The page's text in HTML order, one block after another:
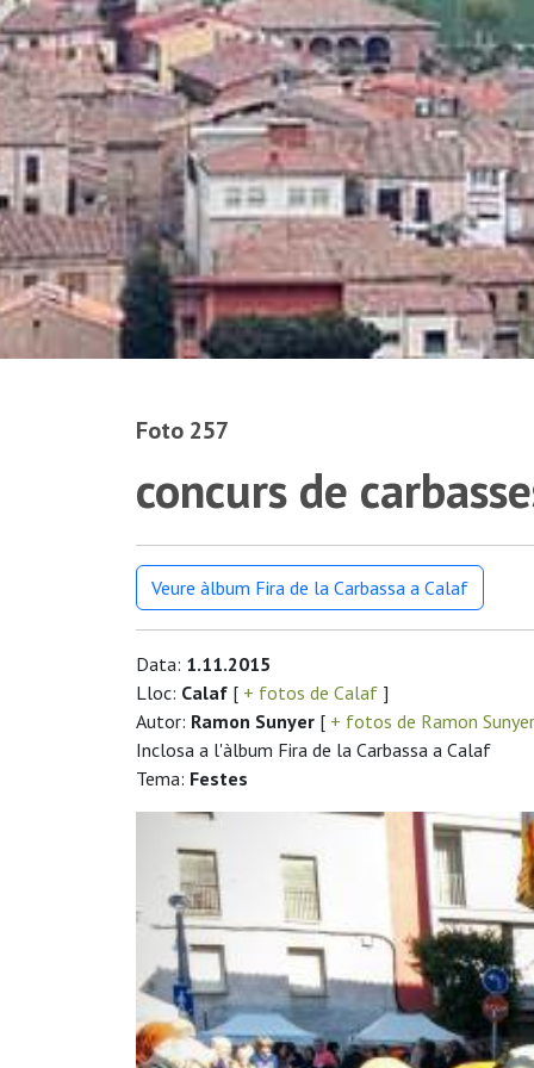
Foto 257
concurs de
Veure àlbum Fira de la Carbassa a Calaf
Data: 1.11.2015
Lloc: Calaf [ + fotos de Calaf ]
Autor: Ramon Sunyer [ + fotos de Ramon
Inclosa a l'àlbum Fira de la Carbassa a Calaf
Tema: Festes